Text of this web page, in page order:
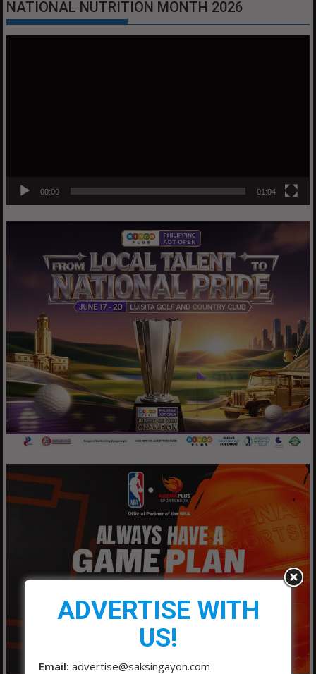
NATIONAL NUTRITION MONTH 2026
00:00 01:04
ADVERTISE WITH
US!
Email: advertise@saksingayon.com